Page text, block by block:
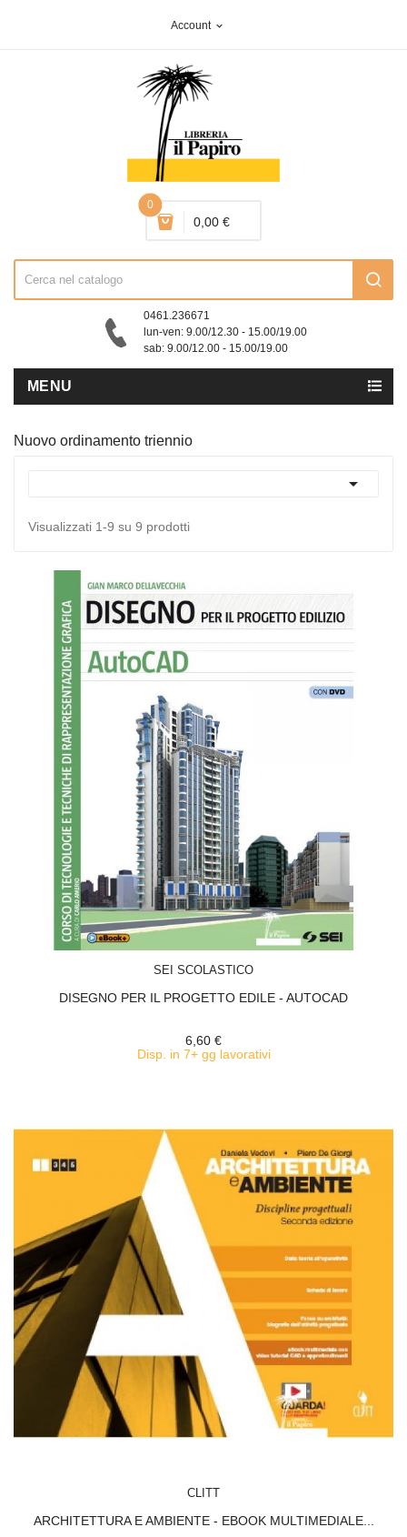
Account expand_more
0
0,00 €
0461.236671
lun-ven: 9.00/12.30 - 15.00/19.00
sab: 9.00/12.00 - 15.00/19.00
MENU
Nuovo ordinamento triennio

Visualizzati 1-9 su 9 prodotti
SEI SCOLASTICO
DISEGNO PER IL PROGETTO EDILE - AUTOCAD
6,60 €
Disp. in 7+ gg lavorativi
CLITT
ARCHITETTURA E AMBIENTE - EBOOK MULTIMEDIALE...